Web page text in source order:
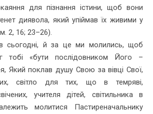
для пізнання істини, щоб вони
диявола, який упіймав їх живими у
2, 16; 23–26).
сьогодні, й за це ми молились, щоб
тобі «бути послідовником Його –
Який поклав душу Свою за вівці Свої,
світло для тих, що в темряві,
учителя дітей, світильника в
молитися Пастиреначальнику